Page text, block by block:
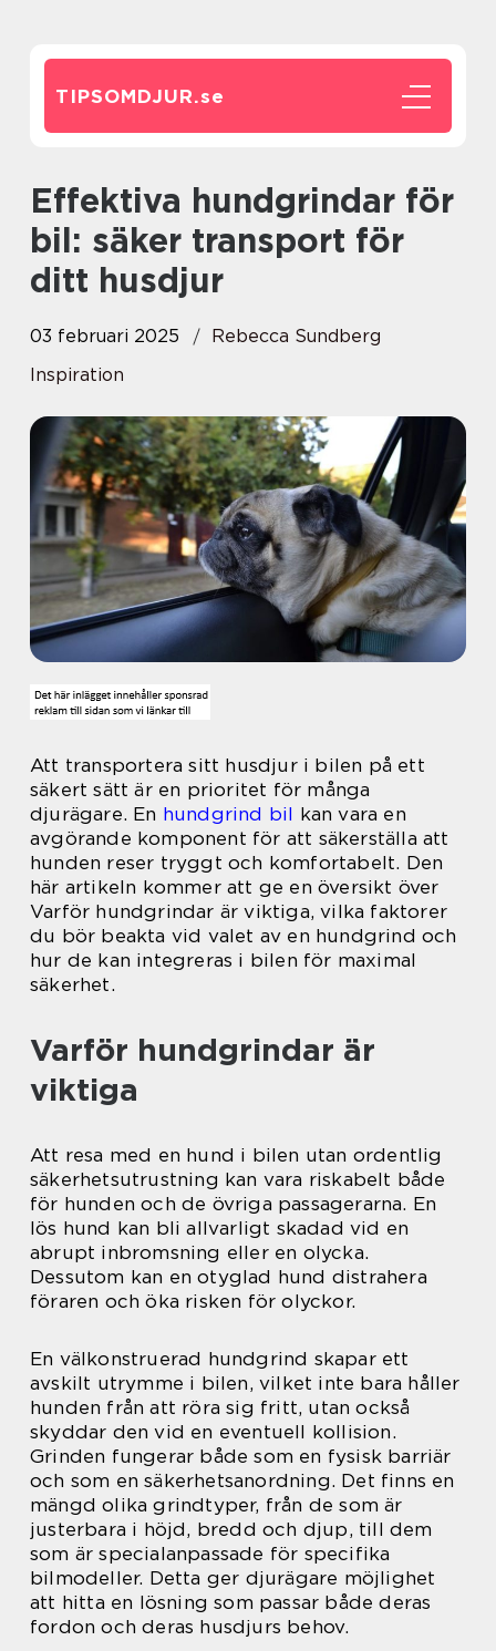
TIPSOMDJUR.se
Effektiva hundgrindar för
bil: säker transport för
ditt husdjur
03 februari 2025
Rebecca Sundberg
Inspiration
Att transportera sitt husdjur i bilen på ett
säkert sätt är en prioritet för många
djurägare. En hundgrind bil kan vara en
avgörande komponent för att säkerställa att
hunden reser tryggt och komfortabelt. Den
här artikeln kommer att ge en översikt över
Varför hundgrindar är viktiga, vilka faktorer
du bör beakta vid valet av en hundgrind och
hur de kan integreras i bilen för maximal
säkerhet.
Varför hundgrindar är
viktiga
Att resa med en hund i bilen utan ordentlig
säkerhetsutrustning kan vara riskabelt både
för hunden och de övriga passagerarna. En
lös hund kan bli allvarligt skadad vid en
abrupt inbromsning eller en olycka.
Dessutom kan en otyglad hund distrahera
föraren och öka risken för olyckor.
En välkonstruerad hundgrind skapar ett
avskilt utrymme i bilen, vilket inte bara håller
hunden från att röra sig fritt, utan också
skyddar den vid en eventuell kollision.
Grinden fungerar både som en fysisk barriär
och som en säkerhetsanordning. Det finns en
mängd olika grindtyper, från de som är
justerbara i höjd, bredd och djup, till dem
som är specialanpassade för specifika
bilmodeller. Detta ger djurägare möjlighet
att hitta en lösning som passar både deras
fordon och deras husdjurs behov.